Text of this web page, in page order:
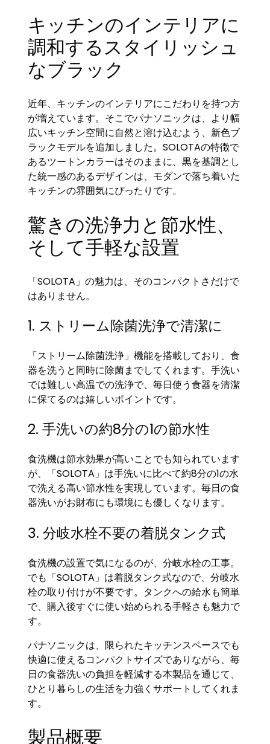
キッチンのインテリアに
調和するスタイリッシュ
なブラック
近年、キッチンのインテリアにこだわりを持つ方
が増えています。そこでパナソニックは、より幅
広いキッチン空間に自然と溶け込むよう、新色ブ
ラックモデルを追加しました。SOLOTAの特徴で
あるツートンカラーはそのままに、黒を基調とし
た統一感のあるデザインは、モダンで落ち着いた
キッチンの雰囲気にぴったりです。
驚きの洗浄力と節水性、
そして手軽な設置
「SOLOTA」の魅力は、そのコンパクトさだけで
はありません。
1. ストリーム除菌洗浄で清潔に
「ストリーム除菌洗浄」機能を搭載しており、食
器を洗うと同時に除菌までしてくれます。手洗い
では難しい高温での洗浄で、毎日使う食器を清潔
に保てるのは嬉しいポイントです。
2. 手洗いの約8分の1の節水性
食洗機は節水効果が高いことでも知られています
が、「SOLOTA」は手洗いに比べて約8分の1の水
で洗える高い節水性を実現しています。毎日の食
器洗いがお財布にも環境にも優しくなります。
3. 分岐水栓不要の着脱タンク式
食洗機の設置で気になるのが、分岐水栓の工事。
でも「SOLOTA」は着脱タンク式なので、分岐水
栓の取り付けが不要です。タンクへの給水も簡単
で、購入後すぐに使い始められる手軽さも魅力で
す。
パナソニックは、限られたキッチンスペースでも
快適に使えるコンパクトサイズでありながら、毎
日の食器洗いの負担を軽減する本製品を通じて、
ひとり暮らしの生活を力強くサポートしてくれま
す。
製品概要